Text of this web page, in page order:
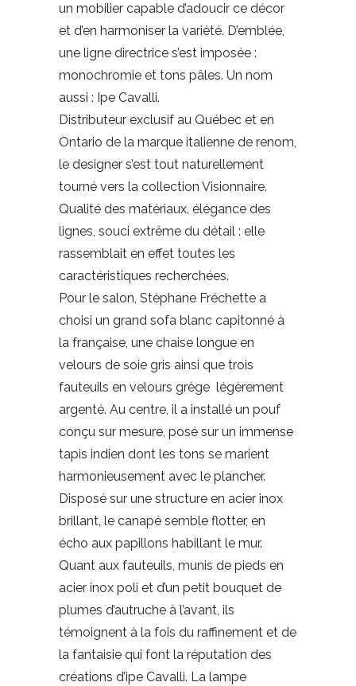
un mobilier capable d’adoucir ce décor
et d’en harmoniser la variété. D’emblée,
une ligne directrice s’est imposée :
monochromie et tons pâles. Un nom
aussi : Ipe Cavalli.
Distributeur exclusif au Québec et en
Ontario de la marque italienne de renom,
le designer s’est tout naturellement
tourné vers la collection Visionnaire.
Qualité des matériaux, élégance des
lignes, souci extrême du détail : elle
rassemblait en effet toutes les
caractéristiques recherchées.
Pour le salon, Stéphane Fréchette a
choisi un grand sofa blanc capitonné à
la française, une chaise longue en
velours de soie gris ainsi que trois
fauteuils en velours grège légèrement
argenté. Au centre, il a installé un pouf
conçu sur mesure, posé sur un immense
tapis indien dont les tons se marient
harmonieusement avec le plancher.
Disposé sur une structure en acier inox
brillant, le canapé semble flotter, en
écho aux papillons habillant le mur.
Quant aux fauteuils, munis de pieds en
acier inox poli et d’un petit bouquet de
plumes d’autruche à l’avant, ils
témoignent à la fois du raffinement et de
la fantaisie qui font la réputation des
créations d’ipe Cavalli. La lampe